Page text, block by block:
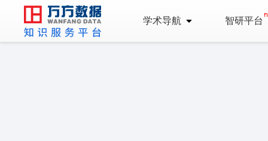
学术导航 智研平台